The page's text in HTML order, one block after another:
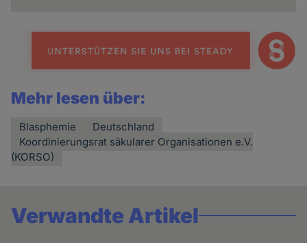
Mehr lesen über:
Blasphemie
Deutschland
Koordinierungsrat säkularer Organisationen e.V.
(KORSO)
Verwandte Artikel